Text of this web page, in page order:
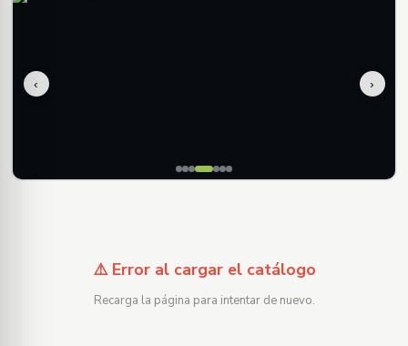
‹ ›
⚠️ Error al cargar el catálogo
Recarga la página para intentar de nuevo.